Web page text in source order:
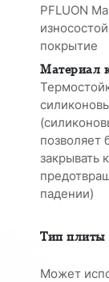
PFLUON
покрытие
Материал
позволяет
закрывать
падении)
Тип плиты
Может